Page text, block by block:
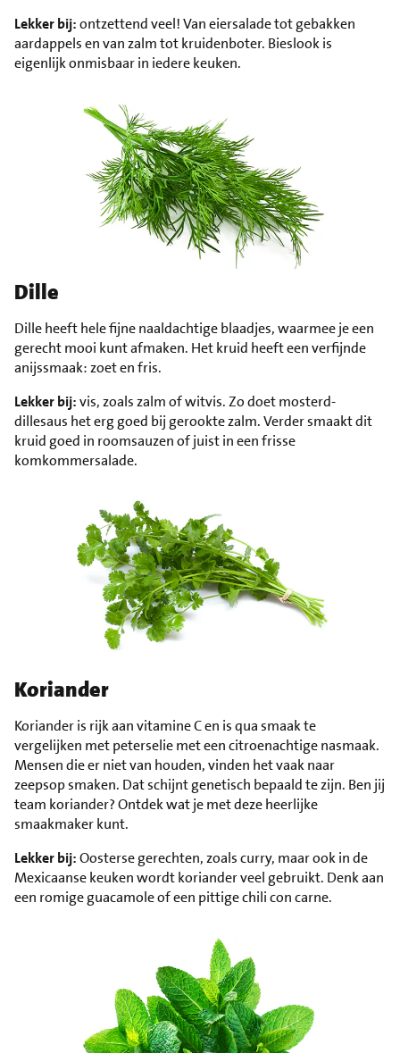
Lekker bij:ontzettend veel! Van eiersalade tot gebakken
aardappels en van zalm tot kruidenboter. Bieslook is
eigenlijk onmisbaar in iedere keuken.
Dille
Dille heeft hele fijne naaldachtige blaadjes, waarmee je een
gerecht mooi kunt afmaken. Het kruid heeft een verfijnde
anijssmaak: zoet en fris.
Lekker bij:vis, zoals zalm of witvis. Zo doet mosterd-
dillesaus het erg goed bij gerookte zalm. Verder smaakt dit
kruid goed in roomsauzen of juist in een frisse
komkommersalade.
Koriander
Koriander is rijk aan vitamine C en is qua smaak te
vergelijken met peterselie met een citroenachtige nasmaak.
Mensen die er niet van houden, vinden het vaak naar
zeepsop smaken. Dat schijnt genetisch bepaald te zijn. Ben jij
team koriander? Ontdek wat je met deze heerlijke
smaakmaker kunt.
Lekker bij:Oosterse gerechten, zoals curry, maar ook in de
Mexicaanse keuken wordt koriander veel gebruikt. Denk aan
een romige guacamole of een pittige chili con carne.